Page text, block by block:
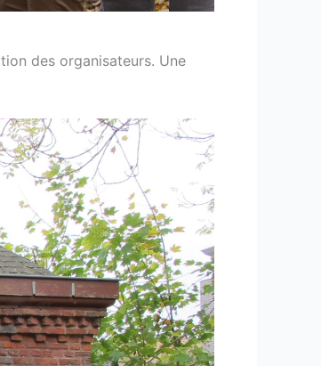
des organisateurs. Une